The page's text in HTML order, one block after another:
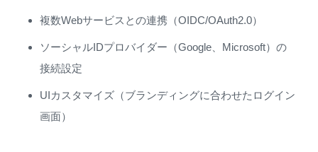
複数Webサービスとの連携（OIDC/OAuth2.0）
ソーシャルIDプロバイダー（Google、Microsoft）の
接続設定
UIカスタマイズ（ブランディングに合わせたログイン
画面）